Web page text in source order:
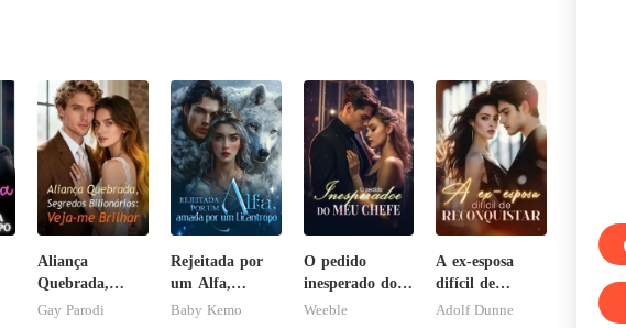
Aliança
Quebrada,
Segredos
Gay Parodi
Rejeitada por
um Alfa,
amada por um
Baby Kemo
O pedido
inesperado do
meu chefe
Weeble
A ex-esposa
difícil de
reconquistar
Adolf Dunne